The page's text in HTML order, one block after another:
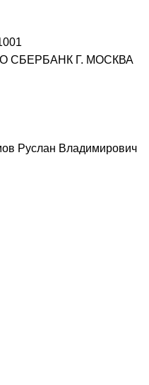
СБЕРБАНК Г. МОСКВА
Руслан Владимирович